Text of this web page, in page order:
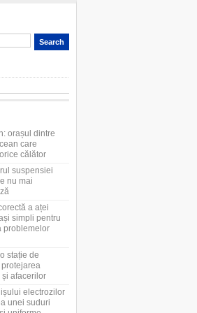
orașul dintre
care
călător
suspensiei
nu mai
a aței
simpli pentru
problemelor
stație de
și afacerilor
electrozilor
unei suduri